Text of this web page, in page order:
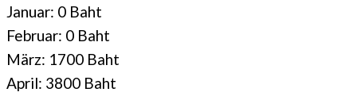
Januar: 0 Baht
Februar: 0 Baht
März: 1700 Baht
April: 3800 Baht